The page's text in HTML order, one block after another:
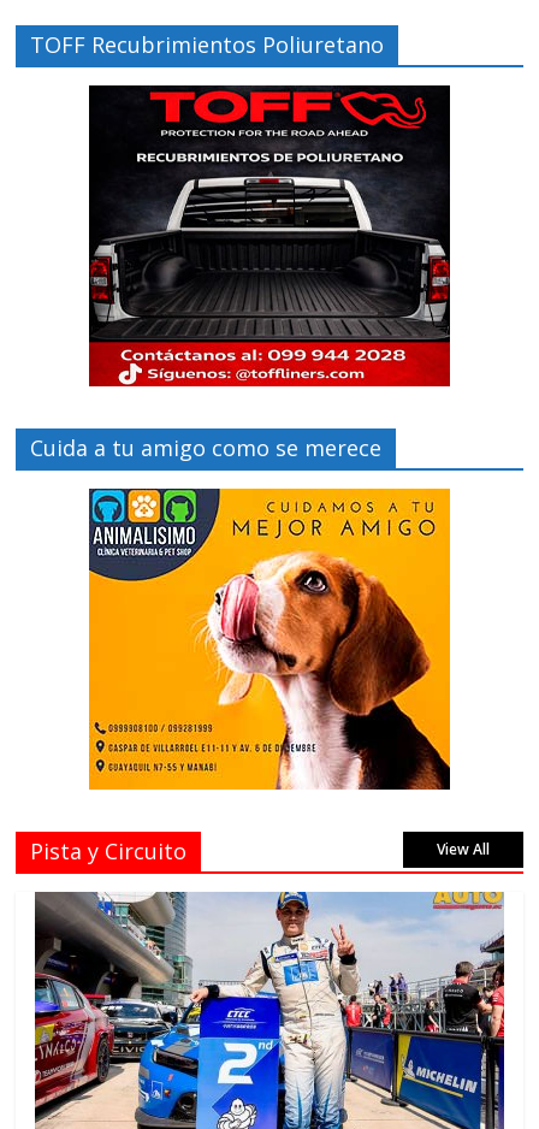
TOFF Recubrimientos Poliuretano
Cuida a tu amigo como se merece
Pista y Circuito View All